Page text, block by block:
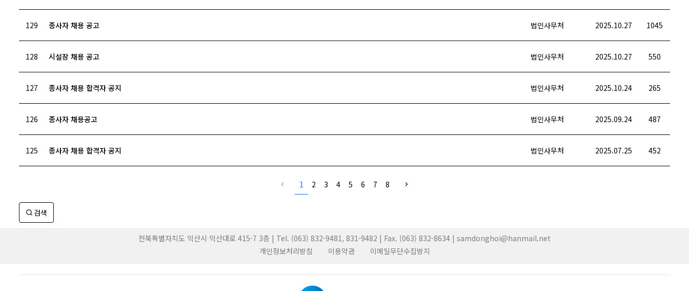
129 종사자 채용 공고 법인사무처 2025.10.27 1045
128 시설장 채용 공고 법인사무처 2025.10.27 550
127 종사자 채용 합격자 공지 법인사무처 2025.10.24 265
126 종사자 채용공고 법인사무처 2025.09.24 487
125 종사자 채용 합격자 공지 법인사무처 2025.07.25 452
1 2 3 4 5 6 7 8
검색
전북특별자치도 익산시 익산대로 415-7 3층 | Tel. (063) 832-9481, 831-9482 | Fax. (063) 832-8634 | samdonghoi@hanmail.net
개인정보처리방침
이용약관 이메일무단수집방지